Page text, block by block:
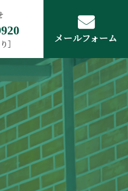
］
メールフォーム